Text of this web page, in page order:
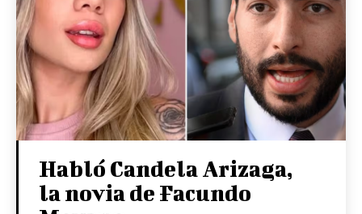
Habló Candela Arizaga,
la novia de Facundo